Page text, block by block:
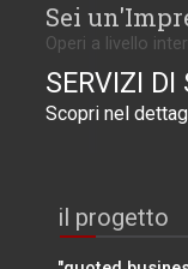
Sei
Operi a livello
SERVIZI DI
Scopri nel
il progetto